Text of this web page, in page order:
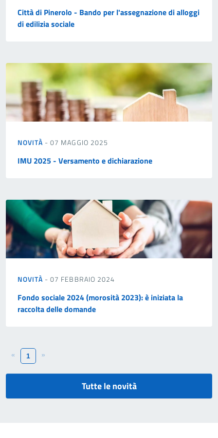
Città di Pinerolo - Bando per l'assegnazione di alloggi
di edilizia sociale
NOVITÀ - 07 MAGGIO 2025
IMU 2025 - Versamento e dichiarazione
NOVITÀ - 07 FEBBRAIO 2024
Fondo sociale 2024 (morosità 2023): è iniziata la
raccolta delle domande
« 1 »
Tutte le novità